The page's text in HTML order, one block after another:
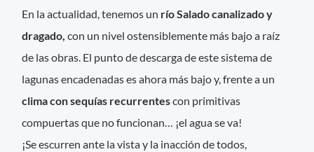
En la actualidad, tenemos un río Salado canalizado y
dragado, con un nivel ostensiblemente más bajo a raíz
de las obras. El punto de descarga de este sistema de
lagunas encadenadas es ahora más bajo y, frente a un
clima con sequías recurrentescon primitivas
compuertas que no funcionan… ¡el agua se va!
¡Se escurren ante la vista y la inacción de todos,